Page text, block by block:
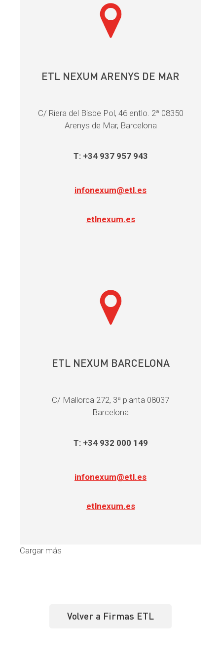
ETL NEXUM ARENYS DE MAR
C/ Riera del Bisbe Pol, 46 entlo. 2ª 08350
Arenys de Mar, Barcelona
T: +34 937 957 943
infonexum@etl.es
etlnexum.es
ETL NEXUM BARCELONA
C/ Mallorca 272, 3ª planta 08037
Barcelona
T: +34 932 000 149
infonexum@etl.es
etlnexum.es
Cargar más
Volver a Firmas ETL